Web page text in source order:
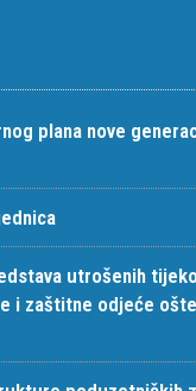
plana nove
utrošenih
i zaštitne odjeće